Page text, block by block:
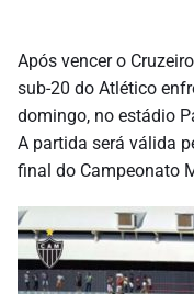
Após vencer o
sub-20 do Atlético
domingo, no estádio
A partida será válida
final do Campeonato